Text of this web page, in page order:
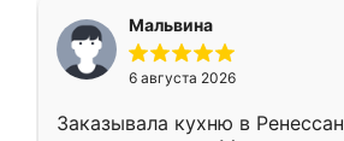
Мальвина
6 августа 2026
Заказывала кухню в